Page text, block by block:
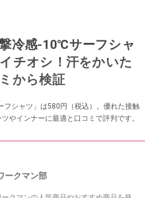
冷感-10℃サーフシャ
チオシ！汗をかいた
から検証
シャツ」は580円（税込）。優れた接触
やインナーに最適と口コミで評判です。
ークマン部